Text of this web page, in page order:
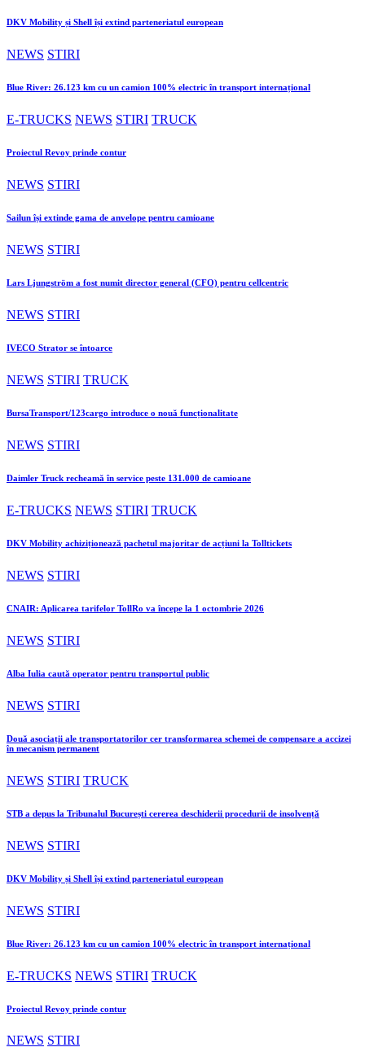
DKV Mobility și Shell își extind parteneriatul european
NEWS STIRI
Blue River: 26.123 km cu un camion 100% electric în transport internațional
E-TRUCKS NEWS STIRI TRUCK
Proiectul Revoy prinde contur
NEWS STIRI
Sailun își extinde gama de anvelope pentru camioane
NEWS STIRI
Lars Ljungström a fost numit director general (CFO) pentru cellcentric
NEWS STIRI
IVECO Strator se întoarce
NEWS STIRI TRUCK
BursaTransport/123cargo introduce o nouă funcționalitate
NEWS STIRI
Daimler Truck recheamă în service peste 131.000 de camioane
E-TRUCKS NEWS STIRI TRUCK
DKV Mobility achiziționează pachetul majoritar de acțiuni la Tolltickets
NEWS STIRI
CNAIR: Aplicarea tarifelor TollRo va începe la 1 octombrie 2026
NEWS STIRI
Alba Iulia caută operator pentru transportul public
NEWS STIRI
Două asociații ale transportatorilor cer transformarea schemei de compensare a accizei
în mecanism permanent
NEWS STIRI TRUCK
STB a depus la Tribunalul București cererea deschiderii procedurii de insolvență
NEWS STIRI
DKV Mobility și Shell își extind parteneriatul european
NEWS STIRI
Blue River: 26.123 km cu un camion 100% electric în transport internațional
E-TRUCKS NEWS STIRI TRUCK
Proiectul Revoy prinde contur
NEWS STIRI